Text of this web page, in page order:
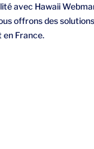
avec Hawaii
offrons des
France.